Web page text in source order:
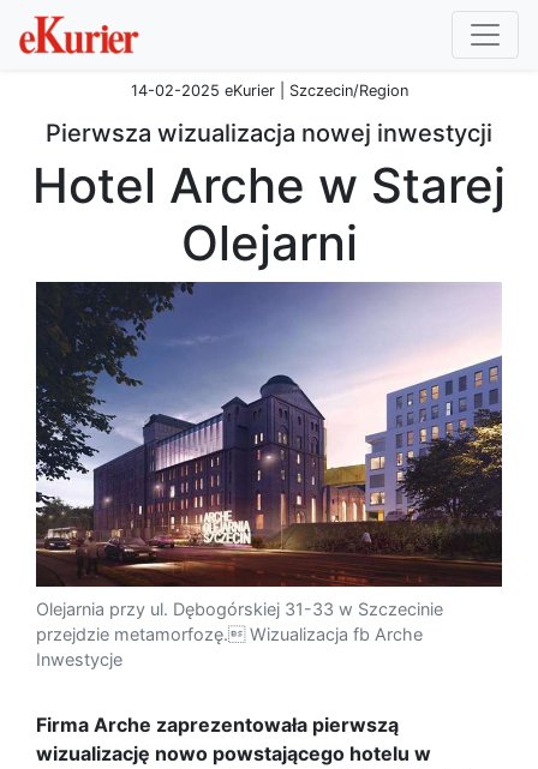
14-02-2025 eKurier | Szczecin/Region
Pierwsza wizualizacja nowej inwestycji
Hotel Arche w Starej
Olejarni
Olejarnia przy ul. Dębogórskiej 31-33 w Szczecinie
przejdzie metamorfozę. Wizualizacja fb Arche
Inwestycje
Firma Arche zaprezentowała pierwszą
wizualizację nowo powstającego hotelu w